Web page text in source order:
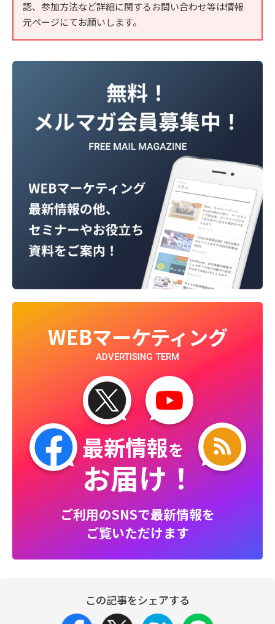
認、参加方法など詳細に関するお問い合わせ等は情報
元ページにてお願いします。
WEBマーケティング
ADVERTISING TERM
最新情報を
お届け！
ご利用のSNSで最新情報を
ご覧いただけます
この記事をシェアする